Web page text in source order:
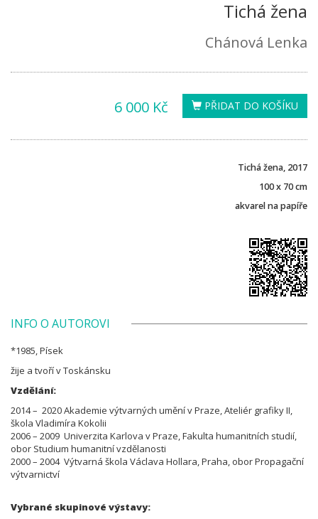
Tichá žena
Chánová Lenka
PŘIDAT DO KOŠÍKU
6 000 Kč
Tichá žena, 2017
100 x 70 cm
akvarel na papíře
INFO O AUTOROVI
*1985, Písek
žije a tvoří v Toskánsku
Vzdělání:
2014 – 2020 Akademie výtvarných umění v Praze, Ateliér grafiky II,
škola Vladimíra Kokolii
2006 – 2009 Univerzita Karlova v Praze, Fakulta humanitních studií,
obor Studium humanitní vzdělanosti
2000 – 2004 Výtvarná škola Václava Hollara, Praha, obor Propagační
výtvarnictví
Vybrané skupinové výstavy: